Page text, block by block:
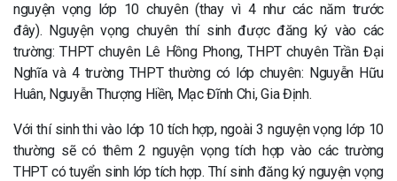
nguyện vọng lớp 10 chuyên (thay vì 4 như các năm trước
đây). Nguyện vọng chuyên thí sinh được đăng ký vào các
trường: THPT chuyên Lê Hồng Phong, THPT chuyên Trần Đại
Nghĩa và 4 trường THPT thường có lớp chuyên: Nguyễn Hữu
Huân, Nguyễn Thượng Hiền, Mạc Đĩnh Chi, Gia Định.
Với thí sinh thi vào lớp 10 tích hợp, ngoài 3 nguyện vọng lớp 10
thường sẽ có thêm 2 nguyện vọng tích hợp vào các trường
THPT có tuyển sinh lớp tích hợp. Thí sinh đăng ký nguyện vọng